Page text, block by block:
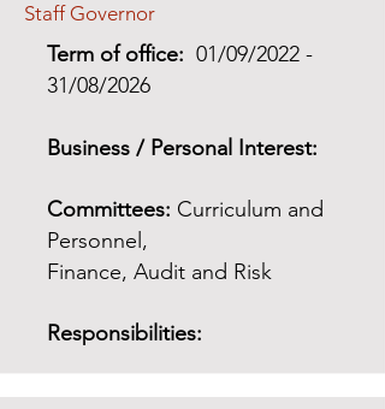
Staff Governor
Term of office: 01/09/2022 -
31/08/2026
Business / Personal Interest:
Committees: Curriculum and
Personnel,
Finance, Audit and Risk
Responsibilities: